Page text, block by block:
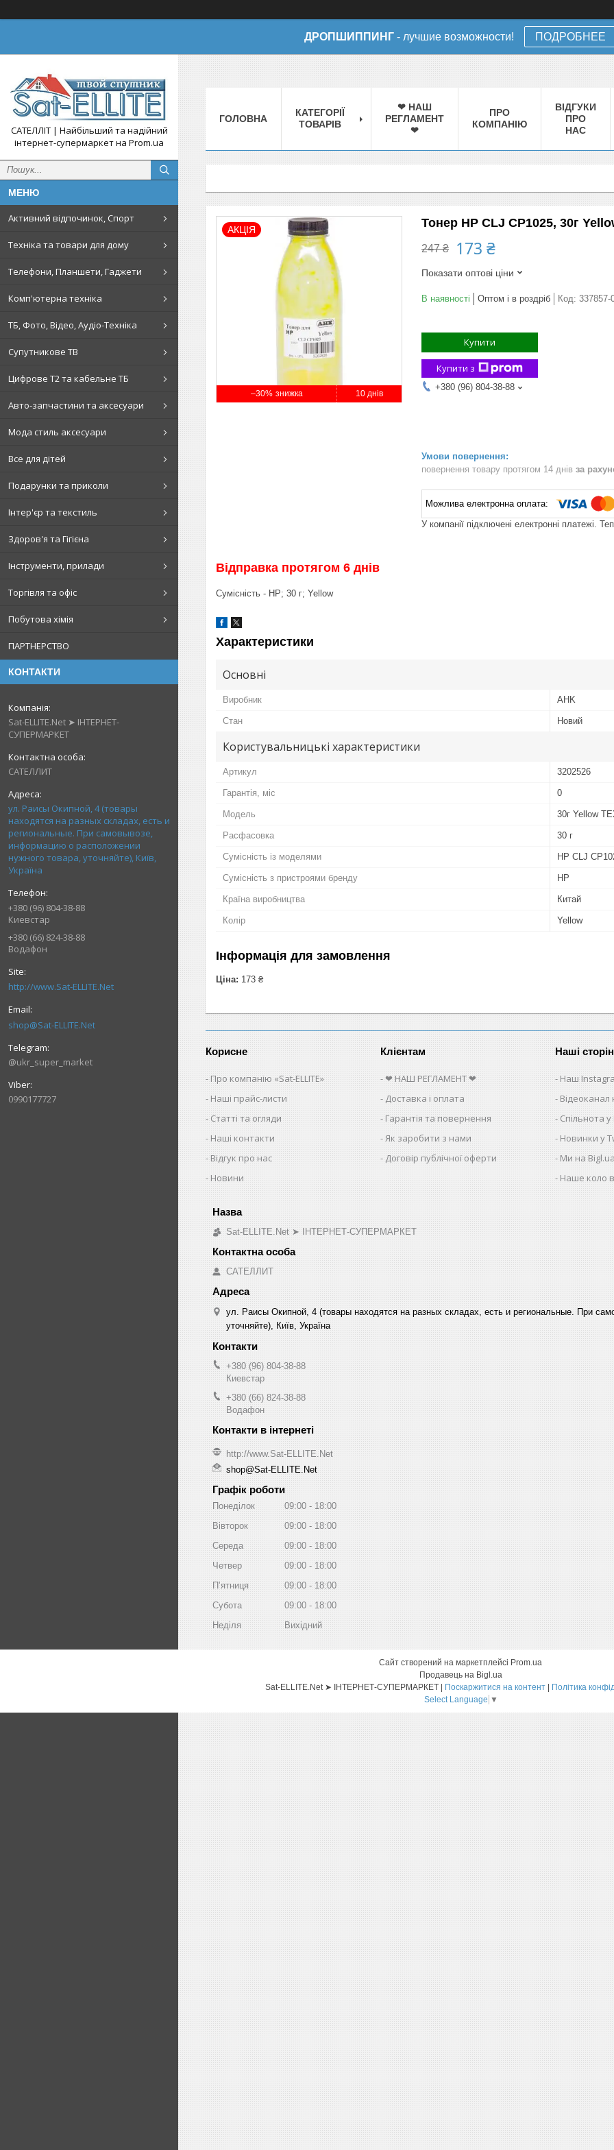
ДРОПШИППИНГ - лучшие возможности! ПОДРОБНЕЕ
САТЕЛЛІТ | Найбільший та надійний
інтернет-супермаркет на Prom.ua
Активний відпочинок, Спорт
Техніка та товари для дому
Телефони, Планшети, Гаджети
Комп'ютерна техніка
ТБ, Фото, Відео, Аудіо-Техніка
Супутникове ТВ
Цифрове Т2 та кабельне ТБ
Авто-запчастини та аксесуари
Мода стиль аксесуари
Все для дітей
Подарунки та приколи
Інтер'єр та текстиль
Здоров'я та Гігієна
Інструменти, прилади
Торгівля та офіс
Побутова хімія
ПАРТНЕРСТВО
КОНТАКТИ
Sat-ELLITE.Net ➤ ІНТЕРНЕТ-
СУПЕРМАРКЕТ
САТЕЛЛИТ
ул. Раисы Окипной, 4 (товары
находятся на разных складах, есть и
региональные. При самовывозе,
информацию о расположении
нужного товара, уточняйте), Київ,
Україна
+380 (96) 804-38-88
Киевстар
+380 (66) 824-38-88
Водафон
http://www.Sat-ELLITE.Net
shop@Sat-ELLITE.Net
@ukr_super_market
0990177727
ГОЛОВНА
КАТЕГОРІЇ
ТОВАРІВ
❤ НАШ
РЕГЛАМЕНТ
❤
ПРО
КОМПАНІЮ
ВІДГУКИ
ПРО
НАС
–30% 10 днів
АКЦІЯ Тонер HP CLJ CP1025, 30г
247 ₴ 173 ₴
Показати оптові ціни
В наявності Оптом і в роздріб Код: 337857-
Купити
Купити з
+380 (96) 804-38-88
повернення товару протягом 14 днів за
У компанії підключені електронні платежі.
Відправка протягом 6 днів
Сумісність - HP; 30 г; Yellow
Характеристики
Основні
Виробник AHK
Стан Новий
Користувальницькі характеристики
Артикул 3202526
Гарантія, міс 0
Мoдель 30г Yellow
Расфасовка 30 г
Сумісність із моделями HP CLJ
Сумісність з пристроями бренду HP
Країна виробництва Китай
Колір Yellow
Інформація для замовлення
Ціна: 173 ₴
Корисне
Про компанію «Sat-ELLITE»
Наші прайс-листи
Статті та огляди
Наші контакти
Відгук про нас
Новини
Клієнтам
❤ НАШ РЕГЛАМЕНТ ❤
Доставка і оплата
Гарантія та повернення
Як заробити з нами
Договір публічної оферти
Наші
Наш
Спільнота
Новинки у
Ми на Bigl.ua
Наше коло
Sat-ELLITE.Net ➤ ІНТЕРНЕТ-СУПЕРМАРКЕТ
САТЕЛЛИТ
ул. Раисы Окипной, 4 (товары находятся на разных складах, есть и региональные. При
уточняйте), Київ, Україна
+380 (96) 804-38-88
Киевстар
+380 (66) 824-38-88
Водафон
http://www.Sat-ELLITE.Net
shop@Sat-ELLITE.Net
Графік роботи
Понеділок 09:00
18:00
Вівторок
09:00
18:00
Середа
09:00
18:00
Четвер
09:00
18:00
Пʼятниця
09:00
18:00
Субота
09:00
18:00
Неділя
Вихідний
Сайт створений на маркетплейсі Prom.ua
Продавець на Bigl.ua
Sat-ELLITE.Net ➤ ІНТЕРНЕТ-СУПЕРМАРКЕТ | Поскаржитися на контент | Політика
Select Language ▼